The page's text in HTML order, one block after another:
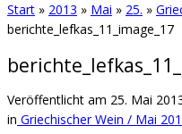
Start » 2013 » Mai » 25. »
berichte_lefkas_11_image_17
Veröffentlicht am 25. Mai
in Griechischer Wein / Mai